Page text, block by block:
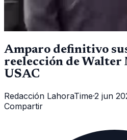
Amparo definitivo
reelección de Walter
USAC
Redacción LahoraTime·2 jun
Compartir